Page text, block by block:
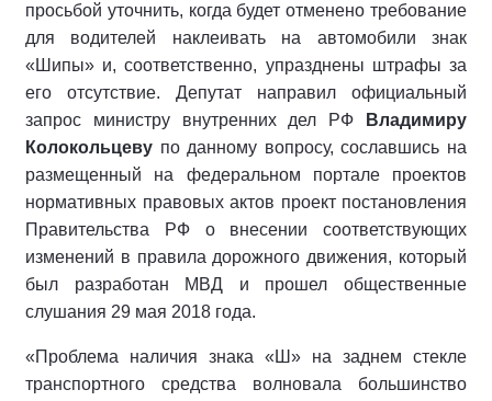
просьбой уточнить, когда будет отменено требование
для водителей наклеивать на автомобили знак
«Шипы» и, соответственно, упразднены штрафы за
его отсутствие. Депутат направил официальный
запрос министру внутренних дел РФ
Владимиру
Колокольцеву по данному вопросу, сославшись на
размещенный на федеральном портале проектов
нормативных правовых актов проект постановления
Правительства РФ о внесении соответствующих
изменений в правила дорожного движения, который
был разработан МВД и прошел общественные
слушания 29 мая 2018 года.
«Проблема наличия знака «Ш» на заднем стекле
транспортного средства волновала большинство